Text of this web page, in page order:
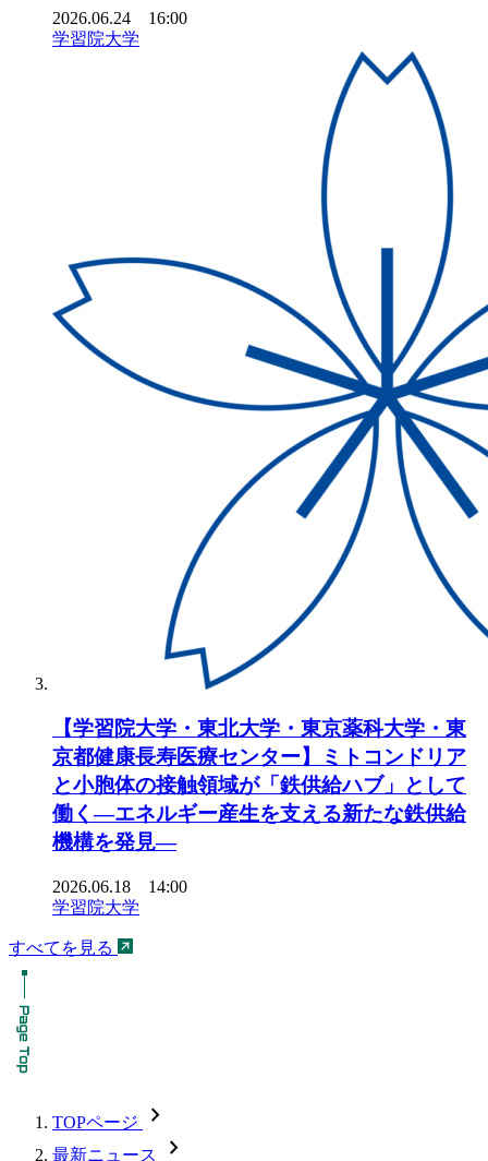
2026.06.24 16:00
学習院大学
【学習院大学・東北大学・東京薬科大学・東
京都健康長寿医療センター】ミトコンドリア
と小胞体の接触領域が「鉄供給ハブ」として
働く―エネルギー産生を支える新たな鉄供給
機構を発見―
2026.06.18 14:00
学習院大学
すべてを見る
TOPページ chevron_forward
最新ニュース chevron_forward